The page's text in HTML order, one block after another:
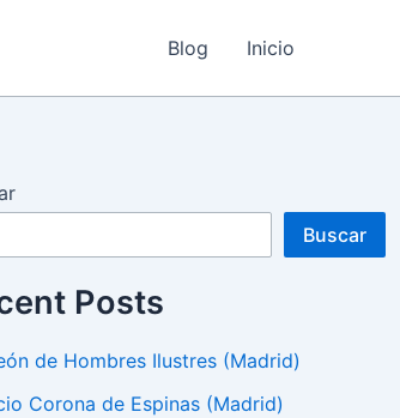
Blog Inicio
Buscar
Posts
de Hombres Ilustres (Madrid)
Corona de Espinas (Madrid)